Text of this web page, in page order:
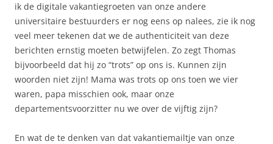
ik de digitale vakantiegroeten van onze andere
universitaire bestuurders er nog eens op nalees, zie ik nog
veel meer tekenen dat we de authenticiteit van deze
berichten ernstig moeten betwijfelen. Zo zegt Thomas
bijvoorbeeld dat hij zo “trots” op ons is. Kunnen zijn
woorden niet zijn! Mama was trots op ons toen we vier
waren, papa misschien ook, maar onze
departementsvoorzitter nu we over de vijftig zijn?
En wat de te denken van dat vakantiemailtje van onze